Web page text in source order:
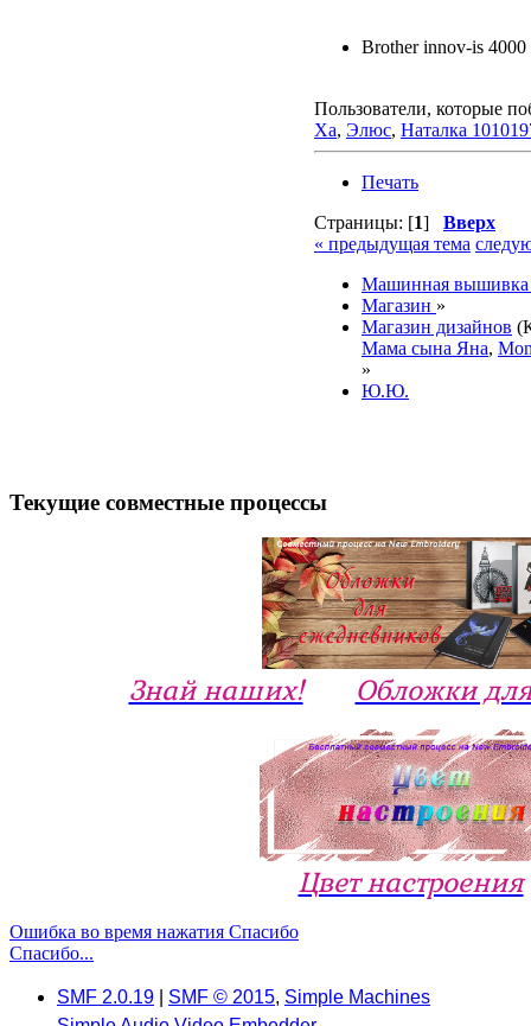
Brother innov-is 4000
Пользователи, которые
Xa, Элюс, Наталка
Печать
Страницы: [1] Вверх
« предыдущая тема
Машинная вышивка
Магазин »
Магазин дизайнов
Мама сына Яна,
»
Ю.Ю.
Текущие совместные процессы
Знай наших! Обложки
Цвет настроения
Ошибка во время нажатия Спасибо
Спасибо...
SMF 2.0.19 SMF © 2015, Simple Machines